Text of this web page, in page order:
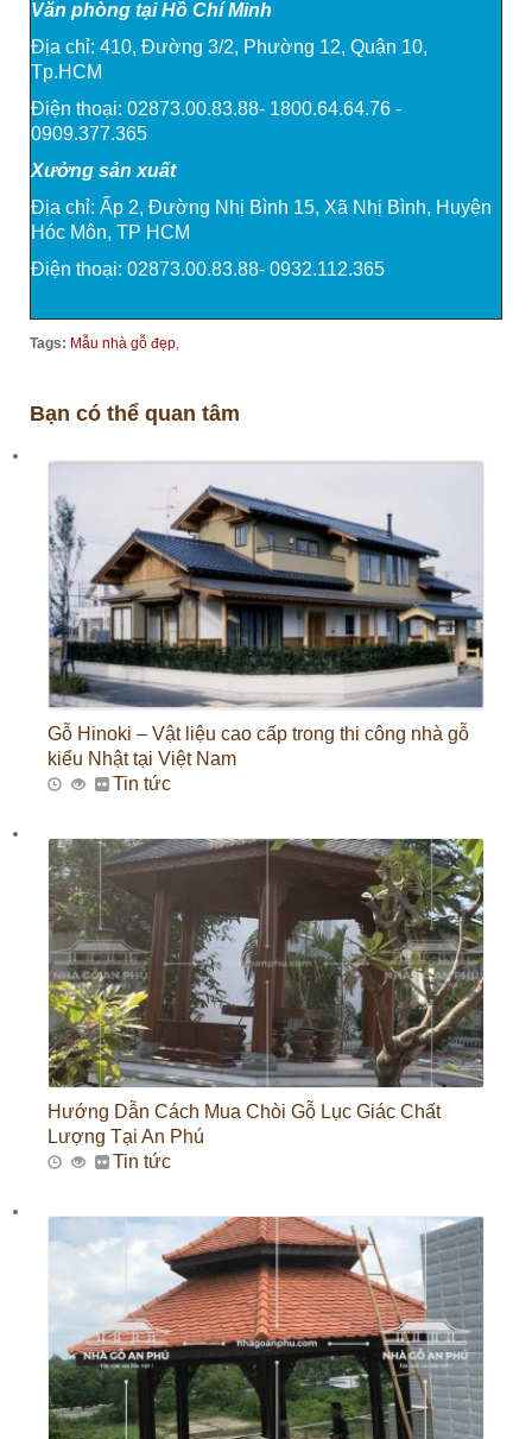
Văn phòng tại Hồ Chí Minh
Địa chỉ: 410, Đường 3/2, Phường 12, Quận 10,
Tp.HCM
Điện thoại: 02873.00.83.88- 1800.64.64.76 -
0909.377.365
Xưởng sản xuất
Địa chỉ: Ấp 2, Đường Nhị Bình 15, Xã Nhị Bình, Huyện
Hóc Môn, TP HCM
Điện thoại: 02873.00.83.88- 0932.112.365
Tags: Mẫu nhà gỗ đẹp,
Bạn có thể quan tâm
Gỗ Hinoki – Vật liệu cao cấp trong thi công nhà gỗ
kiểu Nhật tại Việt Nam
Tin tức
Hướng Dẫn Cách Mua Chòi Gỗ Lục Giác Chất
Lượng Tại An Phú
Tin tức